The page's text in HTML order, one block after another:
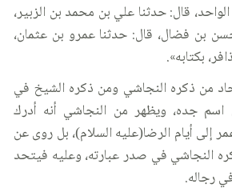
قال: حدثنا علي بن محمد بن الزبير،
بن فضال، قال: حدثنا عمرو بن عثمان،
بكتابه».
من ذكره النجاشي ومن ذكره الشيخ في
اسم جده، ويظهر من النجاشي أنه أدرك
إلى أيام الرضا(عليه السلام)، بل روى عن
النجاشي في صدر عبارته، وعليه فيتحد
رجاله.